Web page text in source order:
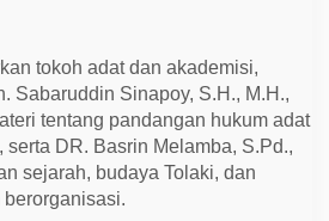
tokoh adat dan akademisi,
Sabaruddin Sinapoy, S.H., M.H.,
tentang pandangan hukum adat
serta DR. Basrin Melamba, S.Pd.,
sejarah, budaya Tolaki, dan